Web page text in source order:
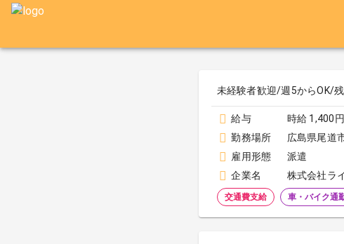
未経験者歓迎/週5からOK/
給与
時給 1,400
勤務場所
広島県尾道
雇用形態
派遣
企業名
株式会社ラ
交通費支給 車・バイク通